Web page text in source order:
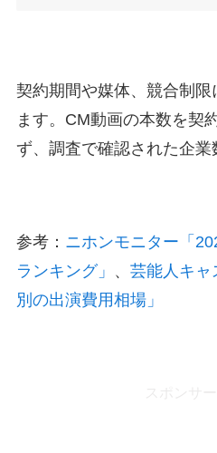
契約期間や媒体、競合制限
ます。CM動画の本数を契
ず、調査で確認された企業
参考： ニホンモニター「
ランキング」 、 芸能人キャ
別の出演費用相場」